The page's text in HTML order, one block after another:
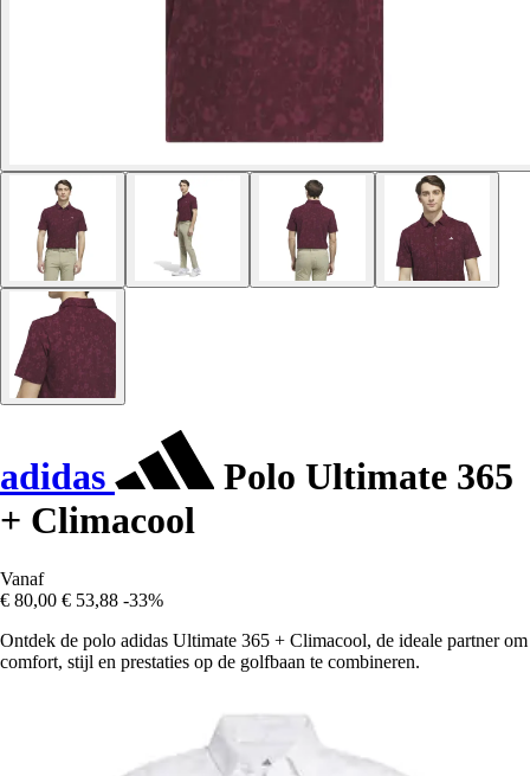
adidas
Polo Ultimate 365
+ Climacool
Vanaf
€ 80,00 € 53,88 -33%
Ontdek de polo adidas Ultimate 365 + Climacool, de ideale partner om
comfort, stijl en prestaties op de golfbaan te combineren.